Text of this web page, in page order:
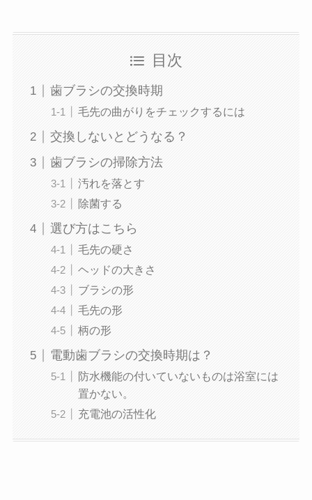
目次
歯ブラシの交換時期
毛先の曲がりをチェックするには
交換しないとどうなる？
歯ブラシの掃除方法
汚れを落とす
除菌する
選び方はこちら
毛先の硬さ
ヘッドの大きさ
ブラシの形
毛先の形
柄の形
電動歯ブラシの交換時期は？
防水機能の付いていないものは浴室には
置かない。
充電池の活性化